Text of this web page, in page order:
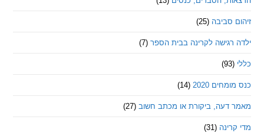
סביבה (25)
לקרינה בבית הספר (7)
2020
(14)
ביקורת או מכתב חשוב (27)
(31)